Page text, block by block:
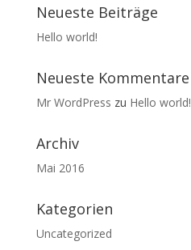
Neueste Beiträge
Hello world!
Neueste Kommentare
Mr WordPress zu Hello world!
Archiv
Mai 2016
Kategorien
Uncategorized